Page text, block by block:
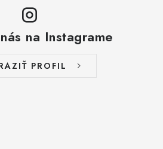
na Instagrame
PROFIL